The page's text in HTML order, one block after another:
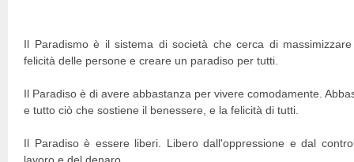
Il Paradismo è il sistema di società che cerca di
felicità delle persone e creare un paradiso per tutti.
Il Paradiso è di avere abbastanza per vivere comodamente.
e tutto ciò che sostiene il benessere, e la felicità di tutti.
Il Paradiso è essere liberi. Libero dall'oppressione e dal